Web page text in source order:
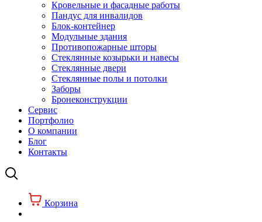
Кровельные и фасадные работы
Пандус для инвалидов
Блок-контейнер
Модульные здания
Противопожарные шторы
Стеклянные козырьки и навесы
Стеклянные двери
Стеклянные полы и потолки
Заборы
Бронеконструкции
Сервис
Портфолио
О компании
Блог
Контакты
Корзина